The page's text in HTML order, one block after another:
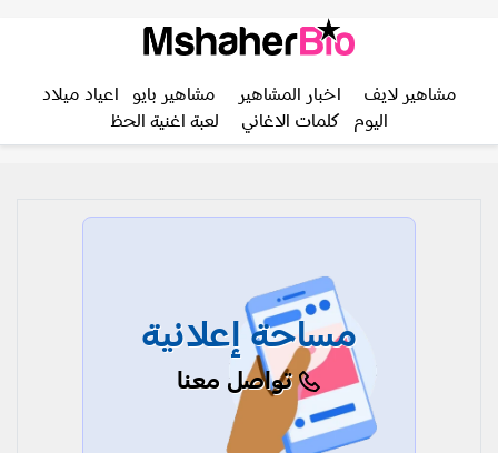
مشاهير لايف اخبار المشاهير مشاهير بايو
اعياد ميلاد
اليوم
كلمات الاغاني لعبة اغنية الحظ
مساحة إعلانية
تواصل معنا